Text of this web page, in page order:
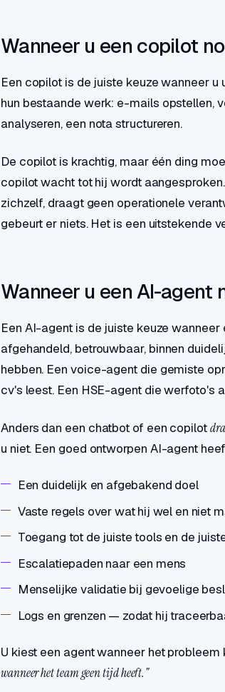
Wanneer u een copilot
Een copilot is de juiste keuze wanneer u
hun bestaande werk: e-mails opstellen,
analyseren, een nota structureren.
De copilot is krachtig, maar één ding
copilot wacht tot hij wordt
zichzelf, draagt geen operationele
gebeurt er niets. Het is een uitstekende
Wanneer u een AI-agent
Een AI-agent is de juiste keuze wanneer
afgehandeld, betrouwbaar, binnen
hebben. Een voice-agent die gemiste
cv's leest. Een HSE-agent die werfoto's
Anders dan een chatbot of een copilot
u niet. Een goed ontworpen AI-agent
Een duidelijk en afgebakend doel
Vaste regels over wat hij wel en niet
Toegang tot de juiste tools en de
Escalatiepaden naar een mens
Menselijke validatie bij gevoelige
Logs en grenzen — zodat hij
U kiest een agent wanneer het probleem
wanneer het team geen tijd heeft."